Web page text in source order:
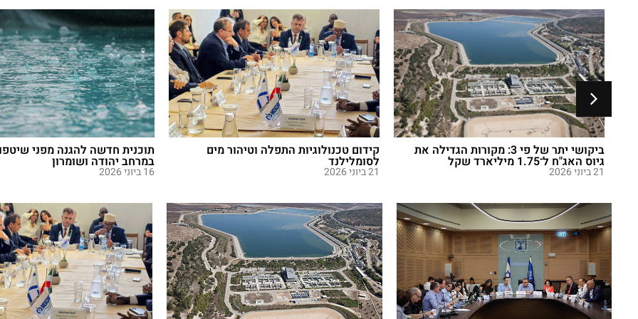
ביקושי יתר של פי 3: מקורות הגדילה את
גיוס האג"ח ל־1.75 מיליארד שקל
21 ביוני 2026
קידום טכנולוגיות התפלה וטיהור מים
לסומלילנד
21 ביוני 2026
תוכנית חדשה להגנה מפני
במרחב יהודה ושומרון
16 ביוני 2026